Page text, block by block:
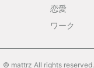
恋愛
ワーク
© mattrz All rights reserved.